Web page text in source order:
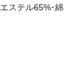
ステル65%･綿